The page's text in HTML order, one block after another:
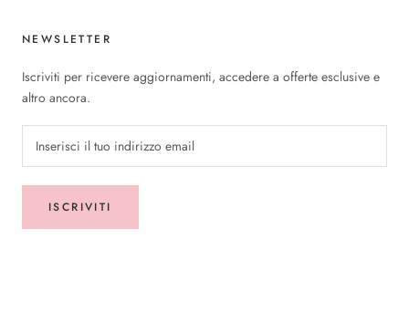
NEWSLETTER
Iscriviti per ricevere aggiornamenti, accedere a offerte esclusive e
altro ancora.
ISCRIVITI